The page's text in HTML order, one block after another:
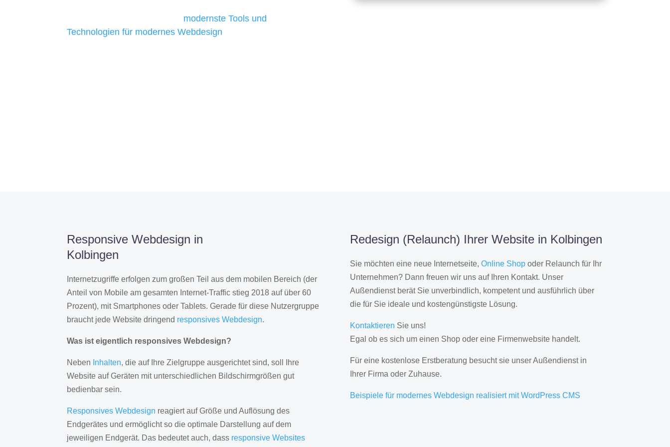
modernste Tools und
Technologien für modernes Webdesign
Responsive Webdesign in
Kolbingen
Internetzugriffe erfolgen zum großen Teil aus dem mobilen Bereich (der
Anteil von Mobile am gesamten Internet-Traffic stieg 2018 auf über 60
Prozent), mit Smartphones oder Tablets. Gerade für diese Nutzergruppe
braucht jede Website dringend responsives Webdesign.
Was ist eigentlich responsives Webdesign?
Neben Inhalten, die auf Ihre Zielgruppe ausgerichtet sind, soll Ihre
Website auf Geräten mit unterschiedlichen Bildschirmgrößen gut
bedienbar sein.
Responsives Webdesign reagiert auf Größe und Auflösung des
Endgerätes und ermöglicht so die optimale Darstellung auf dem
jeweiligen Endgerät. Das bedeutet auch, dass responsive Websites
Redesign (Relaunch) Ihrer Website in Kolbingen
Sie möchten eine neue Internetseite, Online Shopoder Relaunch für Ihr
Unternehmen? Dann freuen wir uns auf Ihren Kontakt. Unser
Außendienst berät Sie unverbindlich, kompetent und ausführlich über
die für Sie ideale und kostengünstigste Lösung.
Kontaktieren Sie uns!
Egal ob es sich um einen Shop oder eine Firmenwebsite handelt.
Für eine kostenlose Erstberatung besucht sie unser Außendienst in
Ihrer Firma oder Zuhause.
Beispiele für modernes Webdesign realisiert mit WordPress CMS